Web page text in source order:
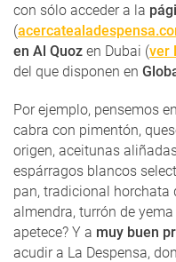
con sólo acceder a la
(
en Al Quoz en Dubai (ver
del que disponen en
Por ejemplo, pensemos
cabra con pimentón,
origen, aceitunas
espárragos blancos
pan, tradicional horchata
almendra, turrón de
apetece? Y a muy buen
acudir a La Despensa,